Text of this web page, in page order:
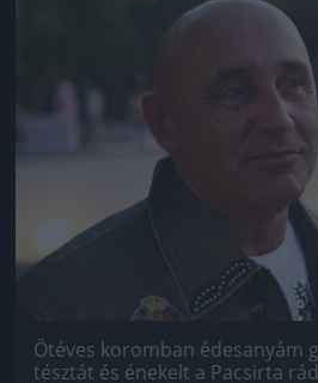
Jön még
Ötéves koromban édesanyám
tésztát és énekelt a Pacsirta